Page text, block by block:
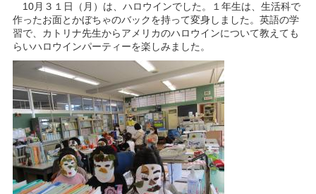
10月３１日（月）は、ハロウインでした。１年生は、生活科で
作ったお面とかぼちゃのバックを持って変身しました。英語の学
習で、カトリナ先生からアメリカのハロウインについて教えても
らいハロウインパーティーを楽しみました。